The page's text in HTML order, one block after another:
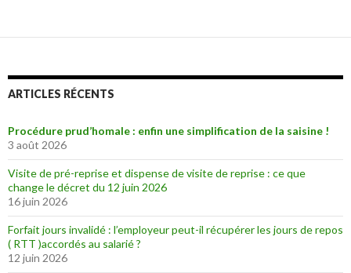
ARTICLES RÉCENTS
Procédure prud’homale : enfin une simplification de la saisine !
3 août 2026
Visite de pré-reprise et dispense de visite de reprise : ce que
change le décret du 12 juin 2026
16 juin 2026
Forfait jours invalidé : l’employeur peut-il récupérer les jours de repos
( RTT )accordés au salarié ?
12 juin 2026